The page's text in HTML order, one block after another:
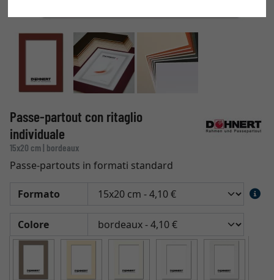
Passe-partout con ritaglio
individuale
15x20 cm | bordeaux
Passe-partouts in formati standard
Formato
Colore